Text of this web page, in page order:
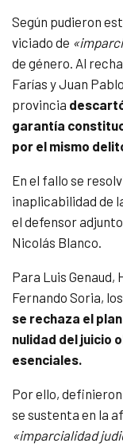
Según pudieron
viciado de
de género. Al
Farías y Juan
provincia
garantía
por el mismo
En el fallo se
inaplicabilidad de
el defensor
Nicolás Blanco.
Para Luis Genaud,
Fernando Soria,
se rechaza el
nulidad del juicio
esenciales.
Por ello,
se sustenta en la
«imparcialidad